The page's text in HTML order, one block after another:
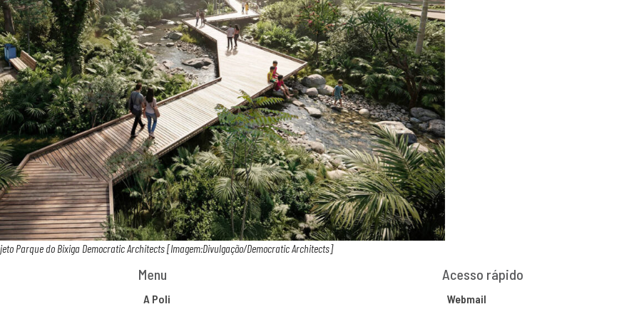
Parque do Bixiga Democratic Architects [Imagem:Divulgação/Democratic Architects]
Menu
A Poli
Acesso rápido
Webmail